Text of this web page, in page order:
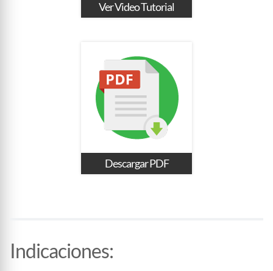
Ver Video Tutorial
Descargar PDF
Indicaciones: